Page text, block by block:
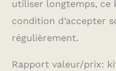
utiliser longtemps, ce
condition d’accepter
régulièrement.
Rapport valeur/prix: